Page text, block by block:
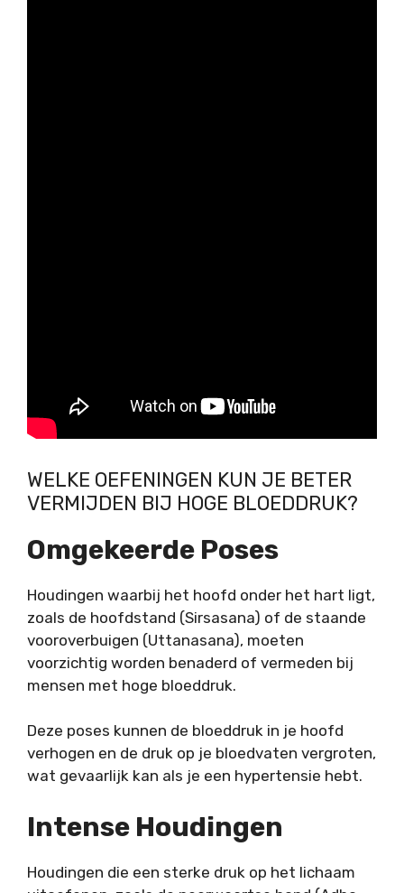
WELKE OEFENINGEN KUN JE BETER
VERMIJDEN BIJ HOGE BLOEDDRUK?
Omgekeerde Poses
Houdingen waarbij het hoofd onder het hart ligt,
zoals de hoofdstand (Sirsasana) of de staande
vooroverbuigen (Uttanasana), moeten
voorzichtig worden benaderd of vermeden bij
mensen met hoge bloeddruk.
Deze poses kunnen de bloeddruk in je hoofd
verhogen en de druk op je bloedvaten vergroten,
wat gevaarlijk kan als je een hypertensie hebt.
Intense Houdingen
Houdingen die een sterke druk op het lichaam